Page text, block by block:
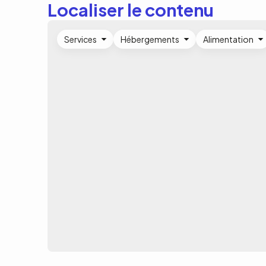
Localiser le contenu
Services Hébergements Alimentation